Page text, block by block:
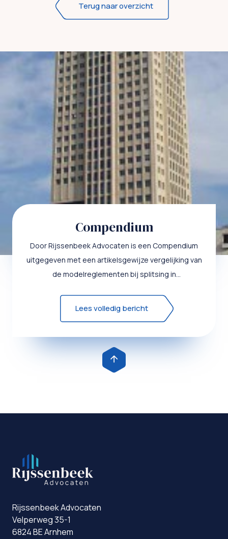
Terug naar overzicht
Compendium
Door Rijssenbeek Advocaten is een Compendium
uitgegeven met een artikelsgewijze vergelijking van
de modelreglementen bij splitsing in
Lees volledig bericht
Rijssenbeek Advocaten
Velperweg 35-1
6824 BE Arnhem